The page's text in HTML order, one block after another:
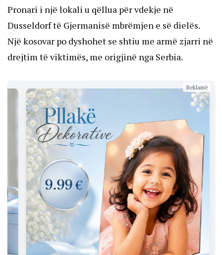
Pronari i një lokali u qëllua për vdekje në
Dusseldorf të Gjermanisë mbrëmjen e së dielës.
Një kosovar po dyshohet se shtiu me armë zjarri në
drejtim të viktimës, me origjinë nga Serbia.
Reklamë